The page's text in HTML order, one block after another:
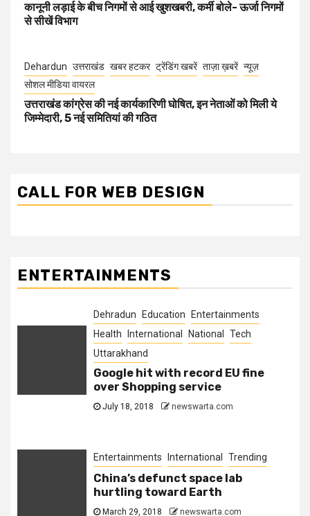
कानूनी लड़ाई के बीच निगमों से आई खुशखबरी, कर्मी बोले- ऊर्जा निगमों
से सीखें विभाग
Dehardun उत्तराखंड खबर हटकर ट्रेंडिंग खबरें ताज़ा ख़बरें न्यूज़
सोशल मीडिया वायरल
उत्तराखंड कांग्रेस की नई कार्यकारिणी घोषित, इन नेताओं को मिली ये
जिम्मेदारी, 5 नई समितियां की गठित
CALL FOR WEB DESIGN
ENTERTAINMENTS
Dehradun Education
Entertainments
Health
International National
Tech
Uttarakhand
Google hit with record EU fine
over Shopping service
July 18, 2018 newswarta.com
Entertainments International Trending
China’s defunct space lab
hurtling toward Earth
March 29, 2018 newswarta.com